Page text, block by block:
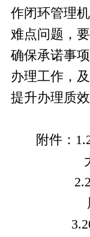
作闭环管理
难点问题，
确保承诺事
办理工作，
提升办理质效
附件：